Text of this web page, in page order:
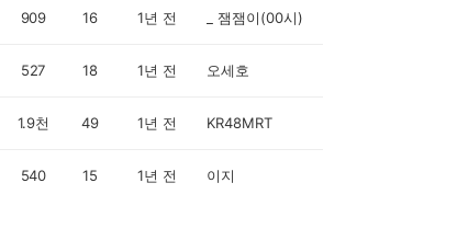
909 16 1년 전 _ 잼잼이(00시)
527 18 1년 전 오세호
1.9천 49 1년 전 KR48MRT
540 15 1년 전 이지